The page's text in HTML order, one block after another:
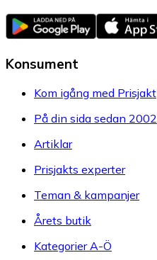
Konsument
Kom igång med Prisjakt
På din sida sedan 2002
Artiklar
Prisjakts experter
Teman & kampanjer
Årets butik
Kategorier A-Ö